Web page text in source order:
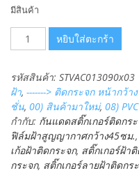
มีสินค้า
จำนวน
90x200ซม.
ญา
กาศ
ฟิล์ม
ฝ้า
ขาว
ติด
กระจก
หยิบใส่ตะกร้า
รหัสสินค้า: STVAC013090x03
ฝ้า, -------> ติดกระจก หน้ากว้า
ชั่น, 00) สินค้ามาใหม่, 08)
กำกับ: กันแดดสติ๊กเกอร์ติดกร
ฟิล์มฝ้าสูญญากาศกว้าง45ซม.,
เก้อฝ้าติดกระจก, สติ๊กเกอร์ฝ้า
กระจก, สติ๊กเกอร์ลายฝ้าติดกร